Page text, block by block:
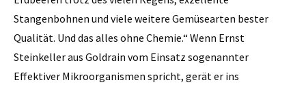
Stangenbohnen und viele weitere Gemüsearten bester
Qualität. Und das alles ohne Chemie.“ Wenn Ernst
Steinkeller aus Goldrain vom Einsatz sogenannter
Effektiver Mikroorganismen spricht, gerät er ins